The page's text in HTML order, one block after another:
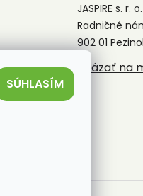
SÚHLASÍM
JASPIRE s. r. o.
Radničné
902 01
Ukázať na